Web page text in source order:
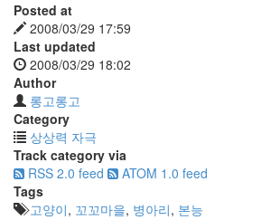
Posted at
2008/03/29 17:59
Last updated
2008/03/29 18:02
Author
롱고롱고
Category
상상력 자극
Track category via
RSS 2.0 feed
ATOM 1.0 feed
Tags
고양이, 꼬꼬마을, 병아리, 본능